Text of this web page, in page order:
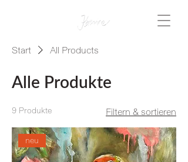
Start All Products
Alle Produkte
9 Produkte Filtern & sortieren
neu